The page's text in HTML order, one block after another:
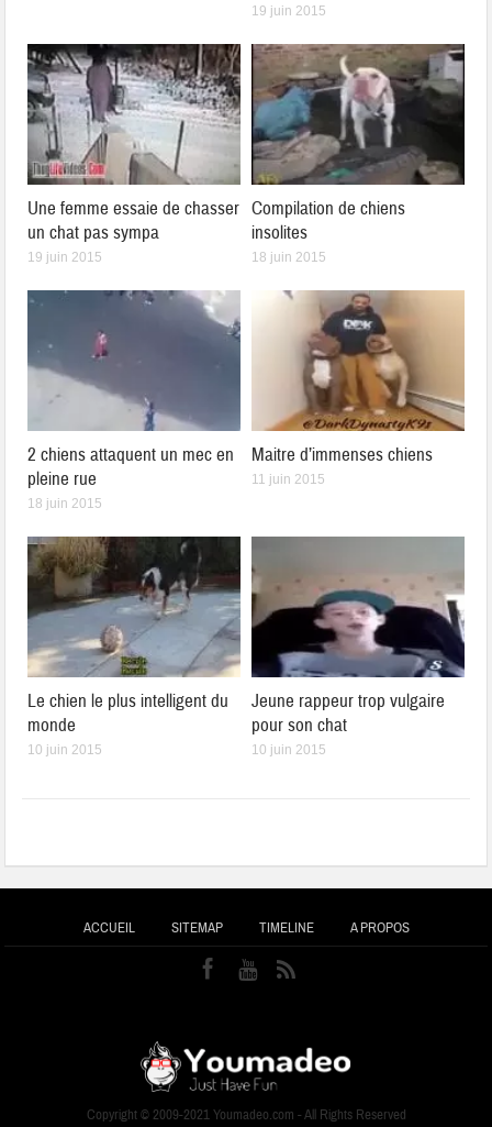
19 juin 2015
Une femme essaie de chasser
un chat pas sympa
19 juin 2015
Compilation de chiens
insolites
18 juin 2015
2 chiens attaquent un mec en
pleine rue
18 juin 2015
Maitre d’immenses chiens
11 juin 2015
Le chien le plus intelligent du
monde
10 juin 2015
Jeune rappeur trop vulgaire
pour son chat
10 juin 2015
ACCUEIL SITEMAP TIMELINE A PROPOS
Copyright © 2009-2021 Youmadeo.com - All Rights Reserved